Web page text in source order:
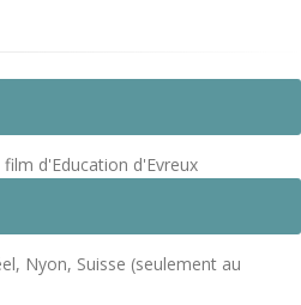
d'Education d'Evreux
Nyon, Suisse (seulement au